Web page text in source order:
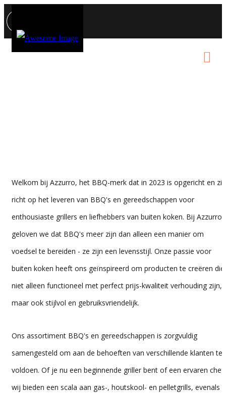
Welkom bij Azzurro, het BBQ-merk dat in 2023 is opgericht en
richt op het leveren van BBQ's en gereedschappen voor
enthousiaste grillers en liefhebbers van buiten koken. Bij Azzurro
geloven we dat BBQ's meer zijn dan alleen een manier om
voedsel te bereiden - ze zijn een levensstijl. Onze passie voor
buiten koken heeft ons geïnspireerd om producten te creëren die
niet alleen functioneel met perfect prijs-kwaliteit verhouding zijn,
maar ook stijlvol en gebruiksvriendelijk.
Ons assortiment BBQ's en gereedschappen is zorgvuldig
samengesteld om aan de behoeften van verschillende klanten te
voldoen. Of je nu een beginnende griller bent of een ervaren chef,
wij bieden een scala aan gas-, houtskool- en pelletgrills, evenals